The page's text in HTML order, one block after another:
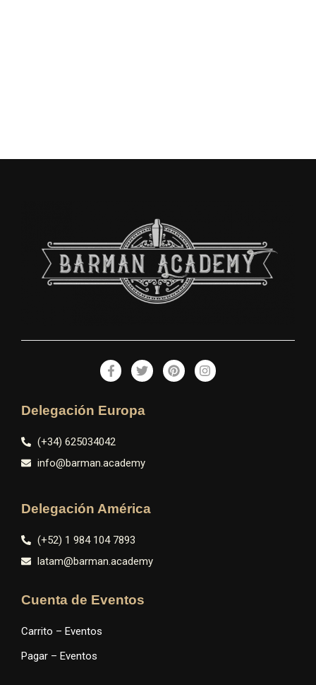
Delegación Europa
(+34) 625034042
info@barman.academy
Delegación América
(+52) 1 984 104 7893
latam@barman.academy
Cuenta de Eventos
Carrito – Eventos
Pagar – Eventos